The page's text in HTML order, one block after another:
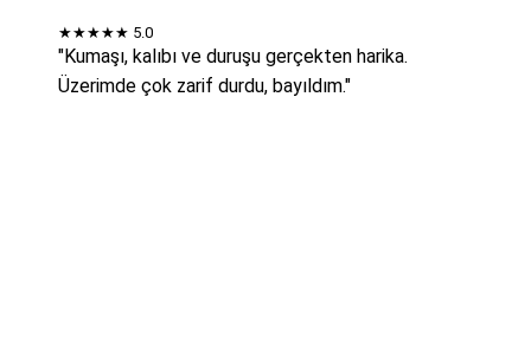
★★★★★ 5.0
"Kumaşı, kalıbı ve duruşu gerçekten harika.
Üzerimde çok zarif durdu, bayıldım."